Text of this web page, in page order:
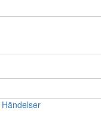
Händelser